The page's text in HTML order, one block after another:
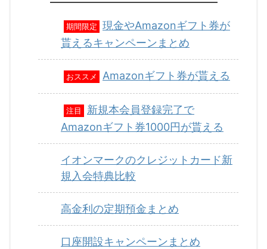
期間限定
現金やAmazonギフト券が
貰えるキャンペーンまとめ
おススメ Amazonギフト券が貰える
注目
新規本会員登録完了で
Amazonギフト券1000円が貰える
イオンマークのクレジットカード新
規入会特典比較
高金利の定期預金まとめ
口座開設キャンペーンまとめ